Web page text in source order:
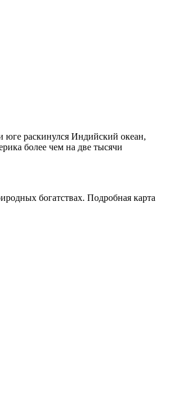
юге раскинулся Индийский океан,
более чем на две тысячи
богатствах. Подробная карта